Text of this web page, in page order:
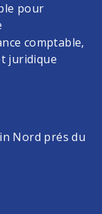
pour
comptable,
juridique
Nord prés du